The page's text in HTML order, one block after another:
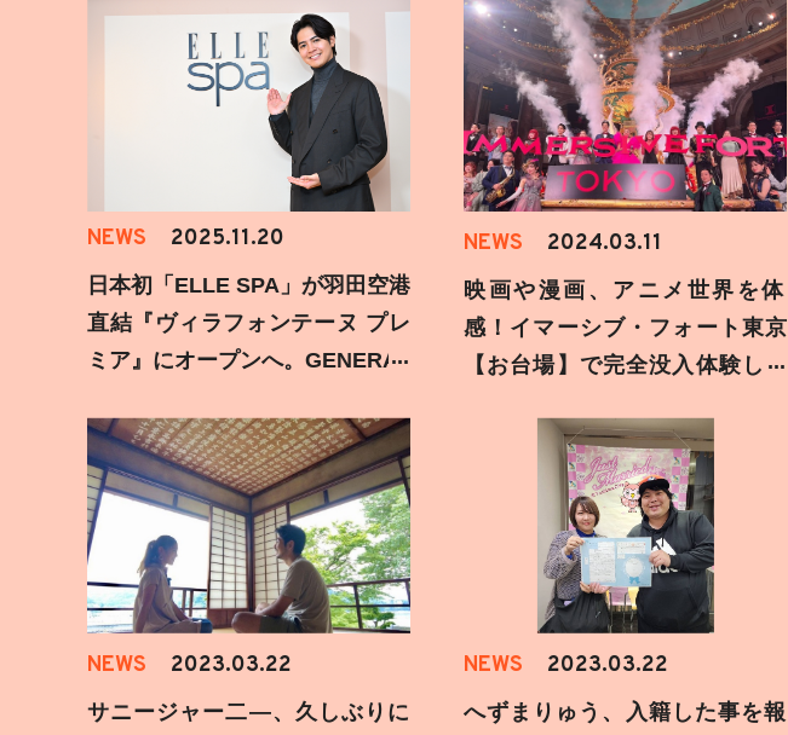
NEWS 2025.11.20
日本初「ELLE SPA」が羽田空港
直結『ヴィラフォンテーヌ プレ
ミア』にオープンへ。GENERAT
子をお届け！
NEWS 2024.03.11
映画や漫画、アニメ世界を体
感！イマーシブ・フォート東京
【お台場】で完全没入体験して
NEWS 2023.03.22
サニージャー二―、久しぶりに
NEWS 2023.03.22
へずまりゅう、入籍した事を報